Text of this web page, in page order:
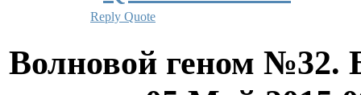
Reply Quote
Волновой геном №32.